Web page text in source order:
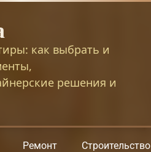
как выбрать и
решения и
Ремонт Строительство